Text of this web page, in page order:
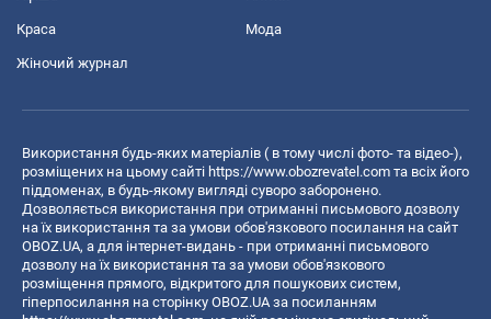
Краса Мода
Жіночий журнал
Використання будь-яких матеріалів ( в тому числі фото- та відео-),
розміщених на цьому сайті https://www.obozrevatel.com та всіх його
піддоменах, в будь-якому вигляді суворо заборонено.
Дозволяється використання при отриманні письмового дозволу
на їх використання та за умови обов'язкового посилання на сайт
OBOZ.UA, а для інтернет-видань - при отриманні письмового
дозволу на їх використання та за умови обов'язкового
розміщення прямого, відкритого для пошукових систем,
гіперпосилання на сторінку OBOZ.UA за посиланням